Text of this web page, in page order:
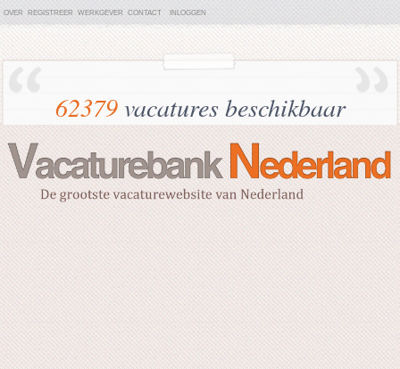
OVER REGISTREER WERKGEVER CONTACT INLOGGEN
62379vacatures beschikbaar